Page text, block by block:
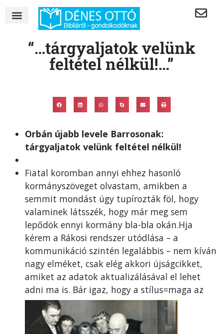
“…tárgyaljatok velünk
feltétel nélkül!…”
Orbán újabb levele Barrosonak:
tárgyaljatok velünk feltétel nélkül!
Fiatal koromban annyi ehhez hasonló
kormányszöveget olvastam, amikben a
semmit mondást úgy tupírozták föl, hogy
valaminek látsszék, hogy már meg sem
lepődök ennyi kormány bla-bla okán.Hja
kérem a Rákosi rendszer utódlása – a
kommunikáció szintén legalábbis – nem kíván
nagy elméket, csak elég akkori újságcikket,
amiket az adatok aktualizálásával el lehet
adni ma is. Bár igaz, hogy a stílus=maga az